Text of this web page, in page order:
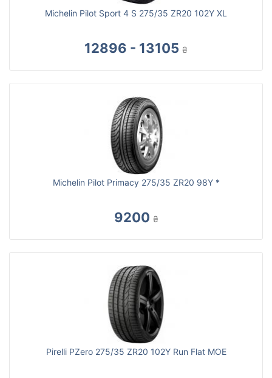
Michelin Pilot Sport 4 S 275/35 ZR20 102Y XL
12896 - 13105 ₴
Michelin Pilot Primacy 275/35 ZR20 98Y *
9200 ₴
Pirelli PZero 275/35 ZR20 102Y Run Flat MOE